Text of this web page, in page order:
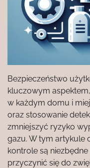
Bezpieczeństwo
kluczowym
w każdym domu i
oraz stosowanie
zmniejszyć ryzyko
gazu. W tym artykule
kontrole są
przyczynić się do